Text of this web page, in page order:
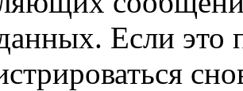
Если это